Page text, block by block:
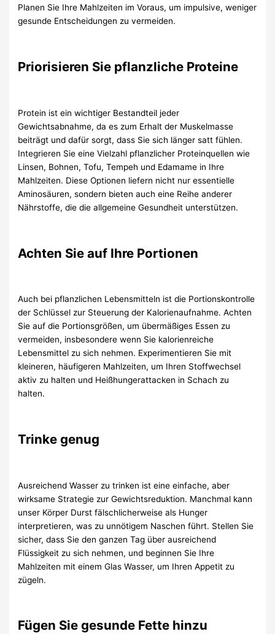
Planen Sie Ihre Mahlzeiten im Voraus, um impulsive, weniger
gesunde Entscheidungen zu vermeiden.
Priorisieren Sie pflanzliche Proteine
Protein ist ein wichtiger Bestandteil jeder
Gewichtsabnahme, da es zum Erhalt der Muskelmasse
beiträgt und dafür sorgt, dass Sie sich länger satt fühlen.
Integrieren Sie eine Vielzahl pflanzlicher Proteinquellen wie
Linsen, Bohnen, Tofu, Tempeh und Edamame in Ihre
Mahlzeiten. Diese Optionen liefern nicht nur essentielle
Aminosäuren, sondern bieten auch eine Reihe anderer
Nährstoffe, die die allgemeine Gesundheit unterstützen.
Achten Sie auf Ihre Portionen
Auch bei pflanzlichen Lebensmitteln ist die Portionskontrolle
der Schlüssel zur Steuerung der Kalorienaufnahme. Achten
Sie auf die Portionsgrößen, um übermäßiges Essen zu
vermeiden, insbesondere wenn Sie kalorienreiche
Lebensmittel zu sich nehmen. Experimentieren Sie mit
kleineren, häufigeren Mahlzeiten, um Ihren Stoffwechsel
aktiv zu halten und Heißhungerattacken in Schach zu
halten.
Trinke genug
Ausreichend Wasser zu trinken ist eine einfache, aber
wirksame Strategie zur Gewichtsreduktion. Manchmal kann
unser Körper Durst fälschlicherweise als Hunger
interpretieren, was zu unnötigem Naschen führt. Stellen Sie
sicher, dass Sie den ganzen Tag über ausreichend
Flüssigkeit zu sich nehmen, und beginnen Sie Ihre
Mahlzeiten mit einem Glas Wasser, um Ihren Appetit zu
zügeln.
Fügen Sie gesunde Fette hinzu